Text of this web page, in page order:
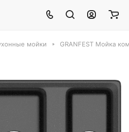
мойки GRANFEST Мойка